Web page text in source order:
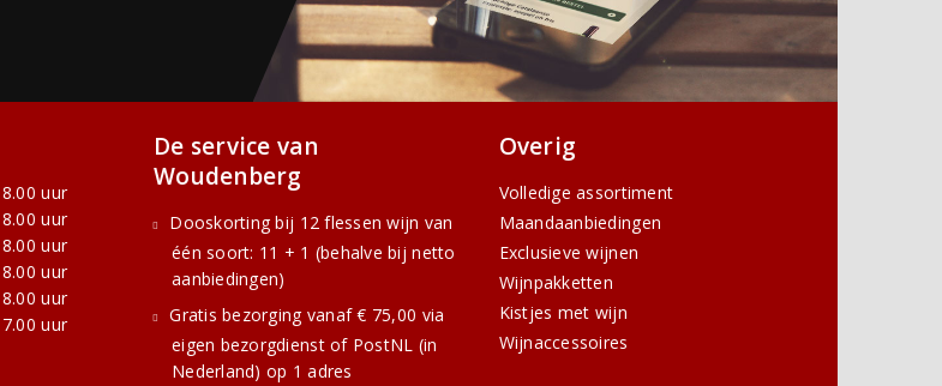
uur
uur
uur
uur
uur
uur
De service van
Woudenberg
Dooskorting bij 12 flessen wijn van
één soort: 11 + 1 (behalve bij netto
aanbiedingen)
Gratis bezorging vanaf € 75,00 via
eigen bezorgdienst of PostNL (in
Nederland) op 1 adres
Overig
Volledige assortiment
Maandaanbiedingen
Exclusieve wijnen
Wijnpakketten
Kistjes met wijn
Wijnaccessoires